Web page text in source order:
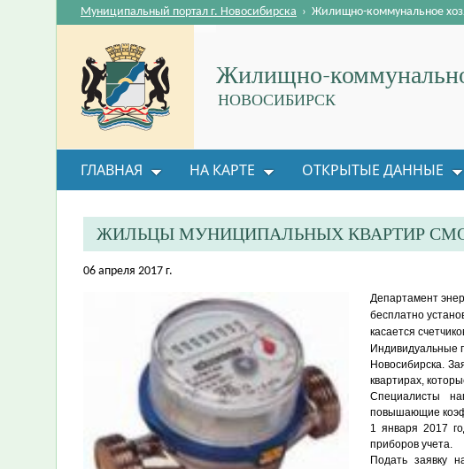
Жилищно-
НОВОСИБИРСК
Муниципальный портал г. Новосибирска › Жилищно-коммунальное
ГЛАВНАЯ НА КАРТЕ ОТКРЫТЫЕ ДАННЫЕ
ОБРАТНАЯ СВЯЗЬ
ЖИЛЬЦЫ МУНИЦИПАЛЬНЫХ КВАРТИР
06 апреля 2017 г.
Департамент
бесплатно
касается
Индивидуальные
Новосибирска.
квартирах,
Специалисты
повышающие
1 января 2017
приборов учета.
Подать заявку